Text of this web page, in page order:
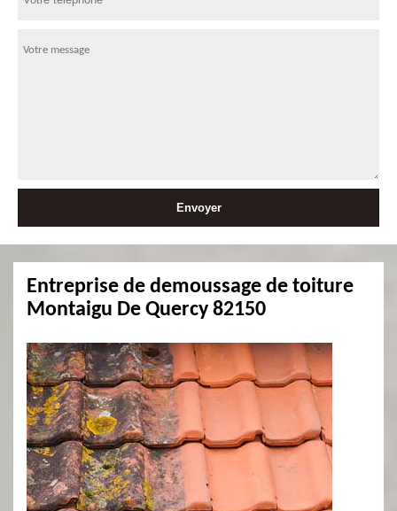
Entreprise de demoussage de toiture
Montaigu De Quercy 82150